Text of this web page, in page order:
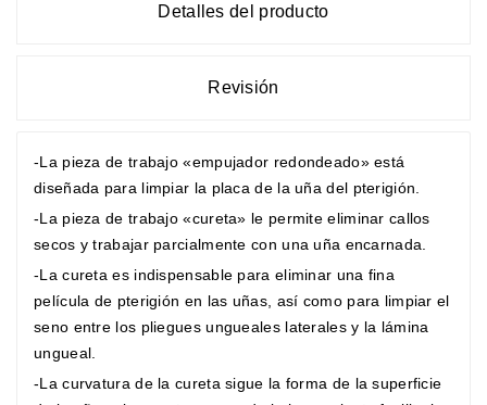
Detalles del producto
Revisión
-La pieza de trabajo «empujador redondeado» está
diseñada para limpiar la placa de la uña del pterigión.
-La pieza de trabajo «cureta» le permite eliminar callos
secos y trabajar parcialmente con una uña encarnada.
-La cureta es indispensable para eliminar una fina
película de pterigión en las uñas, así como para limpiar el
seno entre los pliegues ungueales laterales y la lámina
ungueal.
-La curvatura de la cureta sigue la forma de la superficie